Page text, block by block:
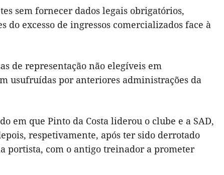
sem fornecer dados legais obrigatórios,
do excesso de ingressos comercializados face à
de representação não elegíveis em
usufruídas por anteriores administrações da
em que Pinto da Costa liderou o clube e a SAD,
respetivamente, após ter sido derrotado
portista, com o antigo treinador a prometer